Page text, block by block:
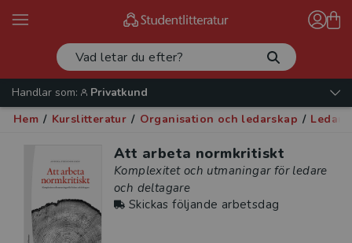
Handlar som:
Privatkund
Hem / Kurslitteratur / Organisation och ledarskap /
Att arbeta normkritiskt
Komplexitet och utmaningar för ledare
och deltagare
Skickas följande arbetsdag